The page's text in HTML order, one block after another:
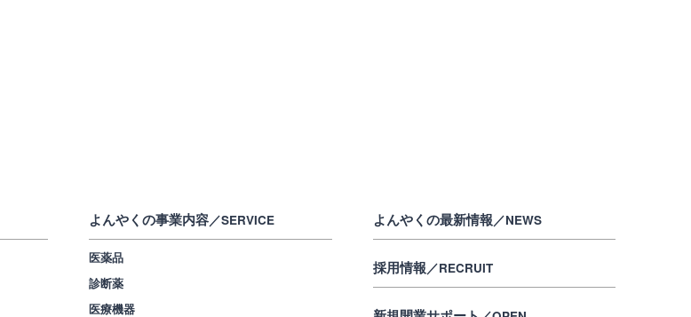
よんやくの事業内容／SERVICE
医薬品
診断薬
医療機器
よんやくの最新情報 ／NEWS
採用情報 ／RECRUIT